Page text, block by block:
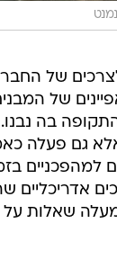
לצרכים של
של
בה
גם פעלה
למהפכניים
אדריכליים
שאלות